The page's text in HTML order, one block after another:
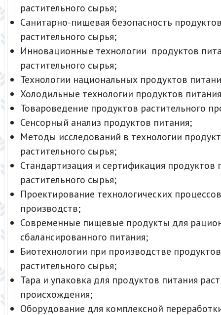
растительного сырья;
Санитарно-пищевая безопасность
растительного сырья;
Инновационные технологии продуктов
растительного сырья;
Технологии национальных продуктов
Холодильные технологии продуктов
Товароведение продуктов растительного
Сенсорный анализ продуктов питания;
Методы исследований в технологии
растительного сырья;
Стандартизация и сертификация продуктов
растительного сырья;
Проектирование технологических
производств;
Современные пищевые продукты для
сбалансированного питания;
Биотехнологии при производстве
растительного сырья;
Тара и упаковка для продуктов питания
происхождения;
Оборудование для комплексной